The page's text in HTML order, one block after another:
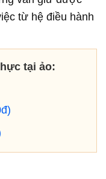
từ hệ điều hành
tại ảo: